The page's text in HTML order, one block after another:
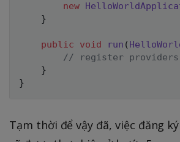
new
}
public void run (
// register
}
}
Tạm thời để vậy đã, việc đăng ký